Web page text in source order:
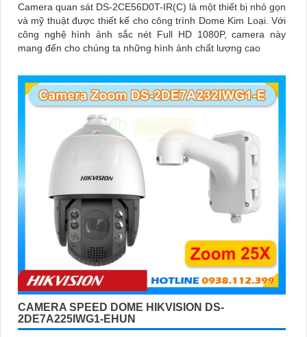
Camera quan sát DS-2CE56D0T-IR(C) là một thiết bị nhỏ gọn
và mỹ thuật được thiết kế cho công trình Dome Kim Loại. Với
công nghệ hình ảnh sắc nét Full HD 1080P, camera này
mang đến cho chúng ta những hình ảnh chất lượng cao
CAMERA SPEED DOME HIKVISION DS-
2DE7A225IWG1-EHUN